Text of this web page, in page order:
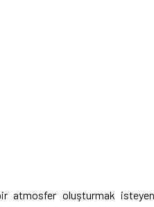
atmosfer oluşturmak isteyen